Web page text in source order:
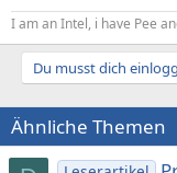
I am an Intel, i have Pee
Du musst dich
Ähnliche Themen